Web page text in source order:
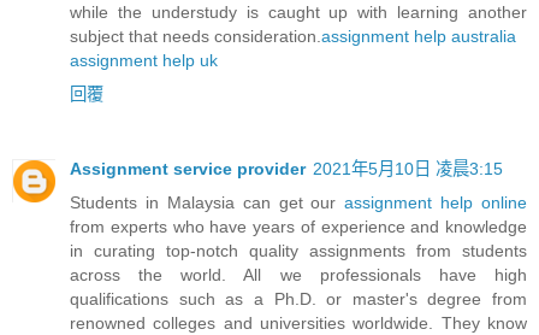
while the understudy is caught up with learning another
subject that needs consideration. assignment help australia
assignment help uk
回覆
Assignment service provider 2021年5月10日 凌晨3:15
Students in Malaysia can get ourassignment help online
from experts who have years of experience and knowledge
in curating top-notch quality assignments from students
across the world. All we professionals have high
qualifications such as a Ph.D. or master's degree from
renowned colleges and universities worldwide. They know